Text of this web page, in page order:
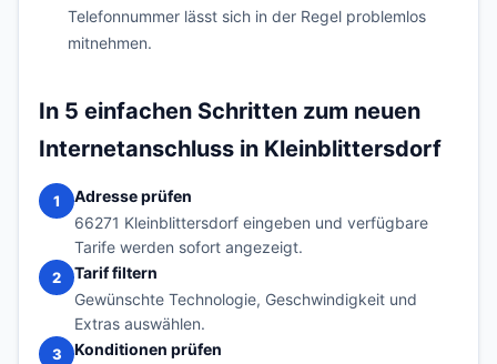
Telefonnummer lässt sich in der Regel problemlos
mitnehmen.
In 5 einfachen Schritten zum neuen
Internetanschluss in Kleinblittersdorf
1
Adresse prüfen
66271 Kleinblittersdorf eingeben und verfügbare
Tarife werden sofort angezeigt.
2
Tarif filtern
Gewünschte Technologie, Geschwindigkeit und
Extras auswählen.
3
Konditionen prüfen